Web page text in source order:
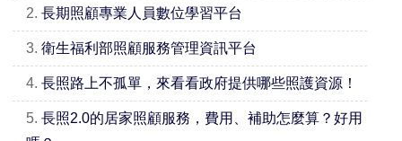
2. 長期照顧專業人員數位學習平台
3. 衛生福利部照顧服務管理資訊平台
4. 長照路上不孤單，來看看政府提供哪些照護資源！
5. 長照2.0的居家照顧服務，費用、補助怎麼算？好用